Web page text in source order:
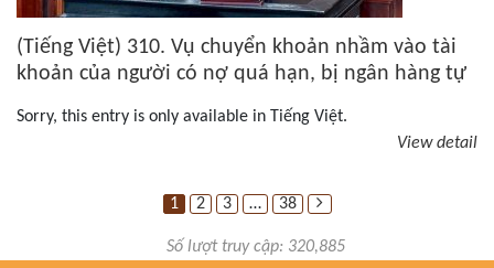
(Tiếng Việt) 310. Vụ chuyển khoản nhầm vào tài
khoản của người có nợ quá hạn, bị ngân hàng tự
Sorry, this entry is only available in Tiếng Việt.
View detail
Posts
pagination
1 2 3 … 38
Số lượt truy cập: 320,885